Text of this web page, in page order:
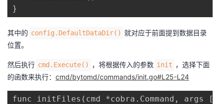
}
其中的 config.DefaultDataDir() 就对应于前面提到数据目录
位置。
然后执行 cmd.Execute() ，将根据传入的参数 init ，选择下面
的函数来执行： cmd/bytomd/commands/init.go#L25-L24
func initFiles(cmd *cobra.Command, args